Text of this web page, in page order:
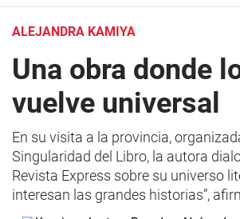
ALEJANDRA KAMIYA
Una obra donde
vuelve universal
En su visita a la provincia,
Singularidad del Libro, la autora
Revista Express sobre su universo
interesan las grandes historias”,